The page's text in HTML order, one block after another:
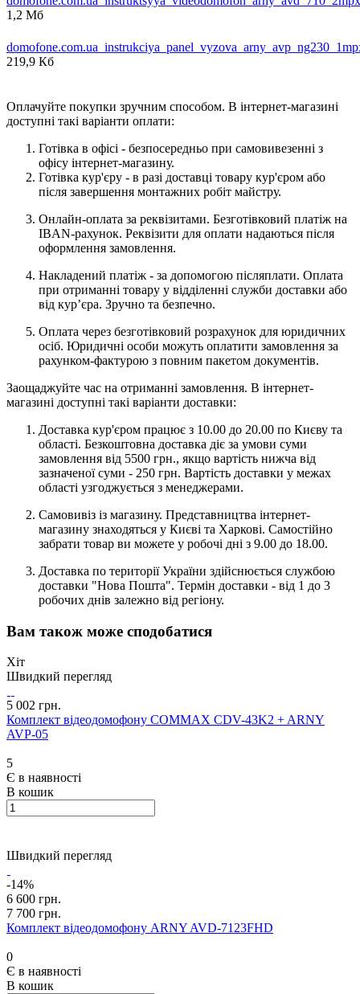
1,2 Мб
219,9 Кб
Оплачуйте покупки зручним способом. В інтернет-магазині
доступні такі варіанти оплати:
Готівка в офісі - безпосередньо при самовивезенні з
офісу інтернет-магазину.
Готівка кур'єру - в разі доставці товару кур'єром або
після завершення монтажних робіт майстру.
Онлайн-оплата за реквізитами. Безготівковий платіж на
IBAN-рахунок. Реквізити для оплати надаються після
оформлення замовлення.
Накладений платіж - за допомогою післяплати. Оплата
при отриманні товару у відділенні служби доставки або
від кур’єра. Зручно та безпечно.
Оплата через безготівковий розрахунок для юридичних
осіб. Юридичні особи можуть оплатити замовлення за
рахунком-фактурою з повним пакетом документів.
Заощаджуйте час на отриманні замовлення. В інтернет-
магазині доступні такі варіанти доставки:
Доставка кур'єром працює з 10.00 до 20.00 по Києву та
області. Безкоштовна доставка діє за умови суми
замовлення від 5500 грн., якщо вартість нижча від
зазначеної суми - 250 грн. Вартість доставки у межах
області узгоджується з менеджерами.
Самовивіз із магазину. Представництва інтернет-
магазину знаходяться у Києві та Харкові. Самостійно
забрати товар ви можете у робочі дні з 9.00 до 18.00.
Доставка по території України здійснюється службою
доставки "Нова Пошта". Термін доставки - від 1 до 3
робочих днів залежно від регіону.
Вам також може сподобатися
Хіт
Швидкий перегляд
5 002 грн.
Комплект відеодомофону COMMAX CDV-43K2 + ARNY
AVP-05
5
Є в наявності
В кошик
Швидкий перегляд
-14%
6 600 грн.
7 700 грн.
Комплект відеодомофону ARNY AVD-7123FHD
0
Є в наявності
В кошик